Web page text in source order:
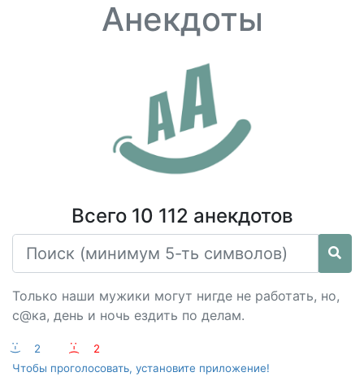
Анекдоты
Всего 10 112 анекдотов
Только наши мужики могут нигде не работать, но,
с@ка, день и ночь ездить по делам.
:-) 2 :-(
2
Чтобы проголосовать, установите приложение!